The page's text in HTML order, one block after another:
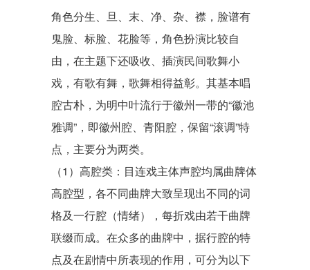
角色分生、旦、末、净、杂、襟， 脸谱有
鬼脸、标脸、花脸等，角色扮演比较自
由，在主题下还吸收、插演民间歌舞小
戏，有歌有舞，歌舞相得益彰。其基本唱
腔古朴，为明中叶流行于徽州一带的“徽池
雅调”，即徽州腔、 青阳腔 ，保留“滚调”特
点，主要分为两类。
（1）高腔类：目连戏主体声腔均属曲牌体
高腔型，各不同曲牌大致呈现出不同的词
格及一行腔（情绪），每折戏由若干曲牌
联缀而成。在众多的曲牌中，据行腔的特
点及在剧情中所表现的作用，可分为以下